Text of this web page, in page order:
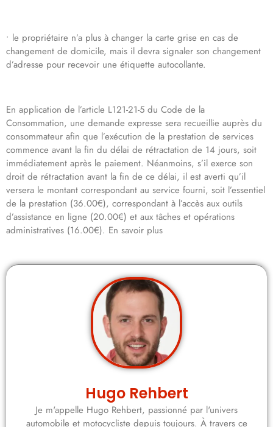
• le propriétaire n’a plus à changer la carte grise en cas de
changement de domicile, mais il devra signaler son changement
d’adresse pour recevoir une étiquette autocollante.
En application de l’article L121-21-5 du Code de la
Consommation, une demande expresse sera recueillie auprès du
consommateur afin que l’exécution de la prestation de services
commence avant la fin du délai de rétractation de 14 jours, soit
immédiatement après le paiement. Néanmoins, s’il exerce son
droit de rétractation avant la fin de ce délai, il est averti qu’il
versera le montant correspondant au service fourni, soit l’essentiel
de la prestation (36.00€), correspondant à l’accès aux outils
d’assistance en ligne (20.00€) et aux tâches et opérations
administratives (16.00€). En savoir plus
Hugo Rehbert
Je m'appelle Hugo Rehbert, passionné par l'univers
automobile et motocycliste depuis toujours. À travers ce